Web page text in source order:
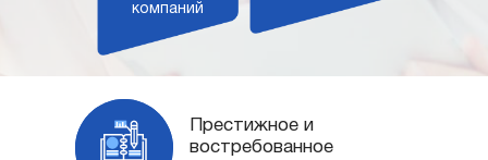
компаний
Престижное и
востребованное